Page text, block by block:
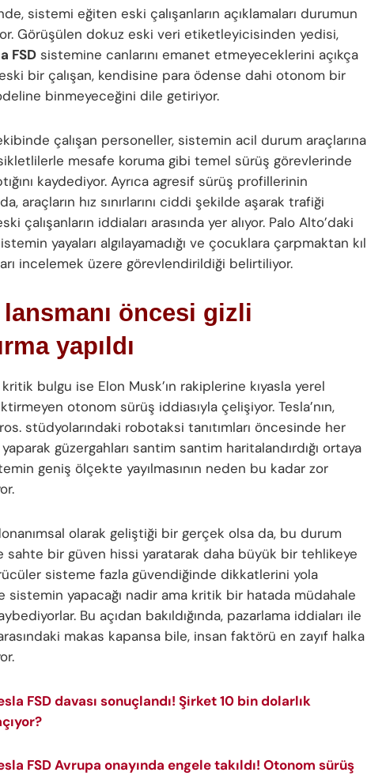
sistemi eğiten eski çalışanların açıklamaları durumun
Görüşülen dokuz eski veri etiketleyicisinden yedisi,
FSD sistemine canlarını emanet etmeyeceklerini açıkça
bir çalışan, kendisine para ödense dahi otonom bir
binmeyeceğini dile getiriyor.
çalışan personeller, sistemin acil durum araçlarına
mesafe koruma gibi temel sürüş görevlerinde
kaydediyor. Ayrıca agresif sürüş profillerinin
araçların hız sınırlarını ciddi şekilde aşarak trafiği
çalışanların iddiaları arasında yer alıyor. Palo Alto’daki
yayaları algılayamadığı ve çocuklara çarpmaktan kıl
incelemek üzere görevlendirildiği belirtiliyor.
öncesi gizli
yapıldı
bulgu ise Elon Musk’ın rakiplerine kıyasla yerel
otonom sürüş iddiasıyla çelişiyor. Tesla’nın,
stüdyolarındaki robotaksi tanıtımları öncesinde her
güzergahları santim santim haritalandırdığı ortaya
geniş ölçekte yayılmasının neden bu kadar zor
olarak geliştiği bir gerçek olsa da, bu durum
sahte bir güven hissi yaratarak daha büyük bir tehlikeye
sisteme fazla güvendiğinde dikkatlerini yola
sistemin yapacağı nadir ama kritik bir hatada müdahale
Bu açıdan bakıldığında, pazarlama iddiaları ile
makas kapansa bile, insan faktörü en zayıf halka
FSD davası sonuçlandı! Şirket 10 bin dolarlık
FSD Avrupa onayında engele takıldı! Otonom sürüş